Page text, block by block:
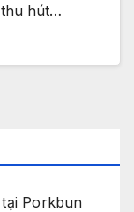
thu hút…
Porkbun